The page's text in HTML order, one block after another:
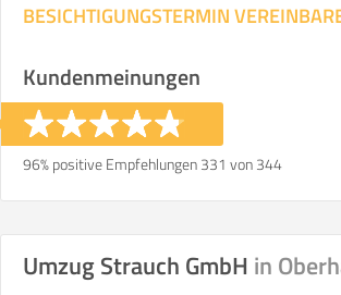
BESICHTIGUNGSTERMIN
Kundenmeinungen
96% positive Empfehlungen 331 von 344
Umzug Strauch GmbH in